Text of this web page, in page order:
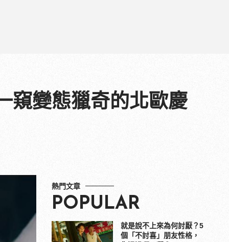
窺變態獵奇的北歐慶
熱門文章
POPULAR
就是說不上來為何討厭？5
個「不討喜」朋友性格，